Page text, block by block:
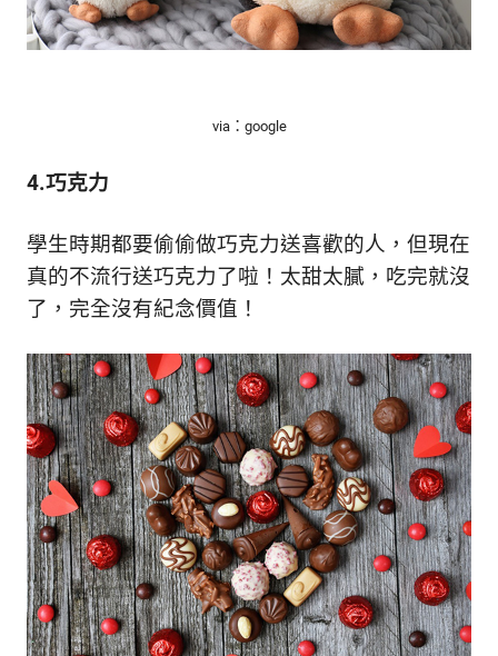
via：google
4.巧克力
學生時期都要偷偷做巧克力送喜歡的人，但現在
真的不流行送巧克力了啦！太甜太膩，吃完就沒
了，完全沒有紀念價值！